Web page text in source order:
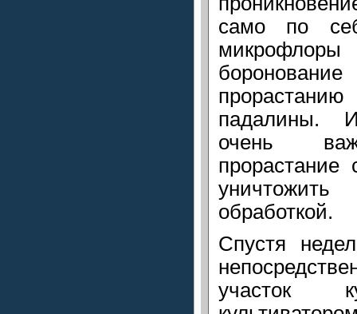
само по
падалины.
очень
обработкой.
Спустя
участок